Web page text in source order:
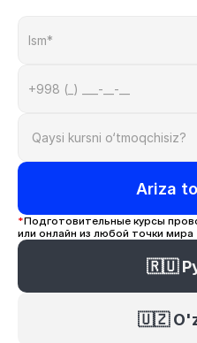
Ariza
*Подготовительные курсы
или онлайн из любой точки мира
🇷🇺
🇺🇿